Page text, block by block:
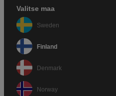
Valitse maa
Sweden
Finland
Denmark
Norway